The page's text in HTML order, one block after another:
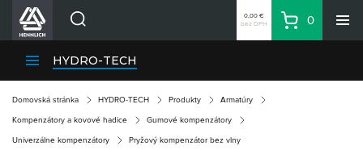
Divízie HENNLICH
Kariéra
0,00 €
bez DPH
Košík
0
HYDRO-TECH
Domovská stránka HYDRO-TECH Produkty Armatúry
Kompenzátory a kovové hadice Gumové kompenzátory
Univerzálne kompenzátory Pryžový kompenzátor bez vlny